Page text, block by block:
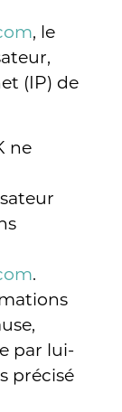
, le
(IP) de
ne
.
par lui-
précisé